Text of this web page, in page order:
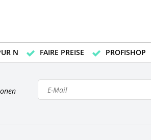
N FAIRE PREISE PROFISHOP